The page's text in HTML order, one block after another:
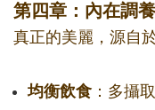
第四章：內在調
真正的美麗，源自
均衡飲食 ：多攝